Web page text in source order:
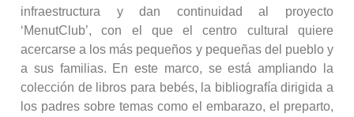
infraestructura y dan continuidad al proyecto
‘MenutClub’, con el que el centro cultural quiere
acercarse a los más pequeños y pequeñas del pueblo y
a sus familias. En este marco, se está ampliando la
colección de libros para bebés, la bibliografía dirigida a
los padres sobre temas como el embarazo, el preparto,